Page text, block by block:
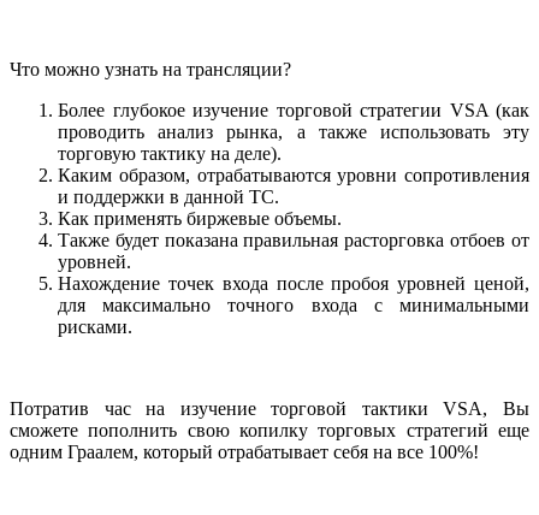
Что можно узнать на трансляции?
Более глубокое изучение торговой стратегии VSA (как
проводить анализ рынка, а также использовать эту
торговую тактику на деле).
Каким образом, отрабатываются уровни сопротивления
и поддержки в данной ТС.
Как применять биржевые объемы.
Также будет показана правильная расторговка отбоев от
уровней.
Нахождение точек входа после пробоя уровней ценой,
для максимально точного входа с минимальными
рисками.
Потратив час на изучение торговой тактики VSA, Вы
сможете пополнить свою копилку торговых стратегий еще
одним Граалем, который отрабатывает себя на все 100%!